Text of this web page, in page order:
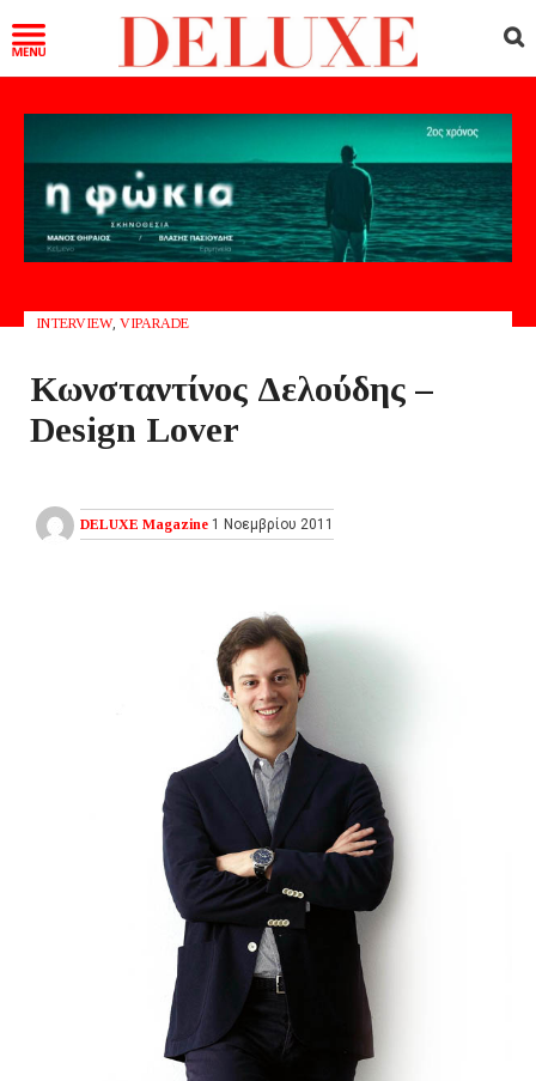
INTERVIEW, VIPARADE
Κωνσταντίνος Δελούδης –
Design Lover
DELUXE Magazine 1 Νοεμβρίου 2011